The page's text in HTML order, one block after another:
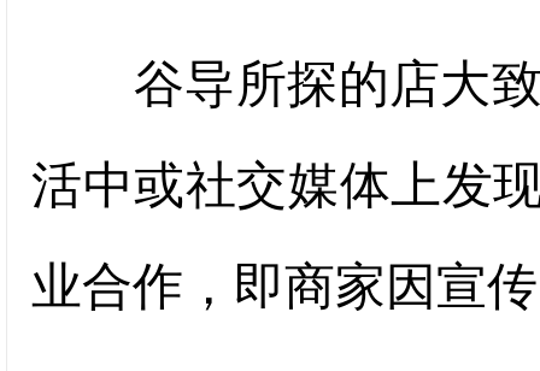
谷导所探的店大致
活中或社交媒体上发
业合作，即商家因宣